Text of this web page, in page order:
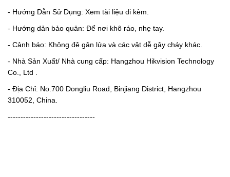
- Hướng Dẫn Sử Dụng: Xem tài liệu di kèm.
- Hướng dản bảo quản: Để nơi khô ráo, nhẹ tay.
- Cảnh báo: Không đê gân lửa và các vật dễ gây cháy khác.
- Nhà Sản Xuất/ Nhà cung cấp: Hangzhou Hikvision Technology
Co., Ltd .
- Địa Chỉ: No.700 Dongliu Road, Binjiang District, Hangzhou
310052, China.
----------------------------------